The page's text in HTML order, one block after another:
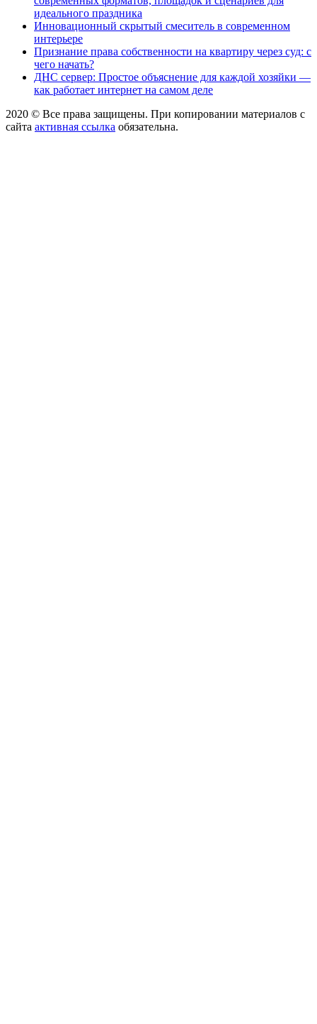
идеального праздника
Инновационный скрытый смеситель в современном
интерьере
Признание права собственности на квартиру через суд: с
чего начать?
ДНС сервер: Простое объяснение для каждой хозяйки —
как работает интернет на самом деле
2020 © Все права защищены. При копировании материалов с
сайта активная ссылка обязательна.